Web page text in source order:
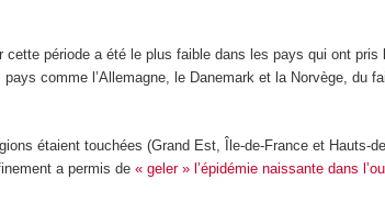
cette période a été le plus faible dans les pays qui ont pris
comme l’Allemagne, le Danemark et la Norvège, du
étaient touchées (Grand Est, Île-de-France et Hauts-
a permis de« geler » l’épidémie naissante dans